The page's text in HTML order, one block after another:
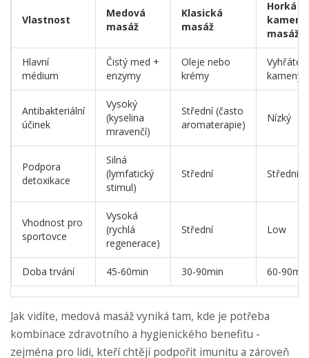
Vlastnost
Medová
masáž
Klasická
masáž
Horká
masáž
Hlavní
médium
Čistý med +
enzymy
Oleje nebo
krémy
Vyhřáté
kameny
Antibakteriální
účinek
Vysoký
(kyselina
mravenčí)
Střední (často
aromaterapie)
Nízký
Podpora
detoxikace
Silná
(lymfatický
stimul)
Střední Střední
Vhodnost pro
sportovce
Vysoká
(rychlá
regenerace)
Střední Low
Doba trvání 45-60min 30-90min 60-90min
Jak vidíte, medová masáž vyniká tam, kde je potřeba
kombinace zdravotního a hygienického benefitu -
zejména pro lidi, kteří chtějí podpořit imunitu a zároveň